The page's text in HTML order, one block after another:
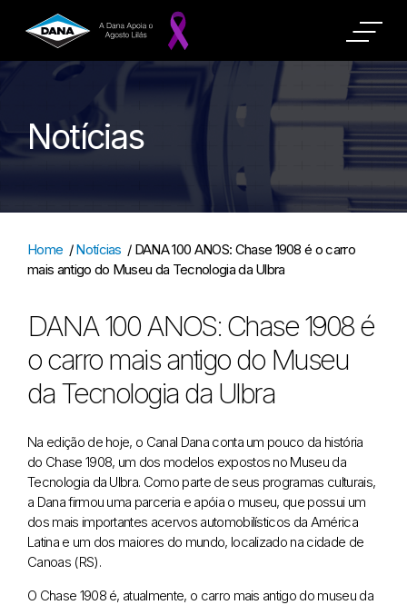
Notícias
Home /Notícias / DANA 100 ANOS: Chase 1908 é o carro
mais antigo do Museu da Tecnologia da Ulbra
DANA 100 ANOS: Chase 1908 é
o carro mais antigo do Museu
da Tecnologia da Ulbra
Na edição de hoje, o Canal Dana conta um pouco da história
do Chase 1908, um dos modelos expostos no Museu da
Tecnologia da Ulbra. Como parte de seus programas culturais,
a Dana firmou uma parceria e apóia o museu, que possui um
dos mais importantes acervos automobilísticos da América
Latina e um dos maiores do mundo, localizado na cidade de
Canoas (RS).
O Chase 1908 é, atualmente, o carro mais antigo do museu da